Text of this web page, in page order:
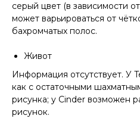
серый цвет (в зависимости
может варьироваться от
бахромчатых полос.
Живот
Информация отсутствует. У
как с остаточными
рисунка; у Cinder возможен
рисунок.